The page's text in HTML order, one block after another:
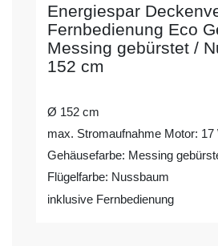
Energiespar
Fernbedienung Eco
Messing gebürstet /
152 cm
Ø 152 cm
max. Stromaufnahme Motor: 17
Gehäusefarbe: Messing
Flügelfarbe: Nussbaum
inklusive Fernbedienung